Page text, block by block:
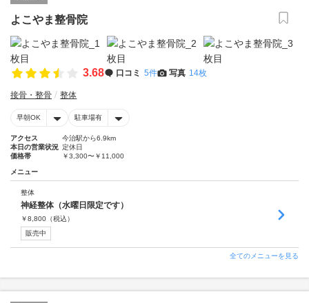
よこやま整骨院
3.68 口コミ 5件 写真 14枚
接骨・整骨 整体
早朝OK 駐車場有
アクセス
今治駅から6.9km
本日の営業状況 定休日
価格帯
￥3,300〜￥11,000
メニュー
整体
神経整体（水曜日限定です）
￥8,800 （税込）
販売中
全てのメニューを見る